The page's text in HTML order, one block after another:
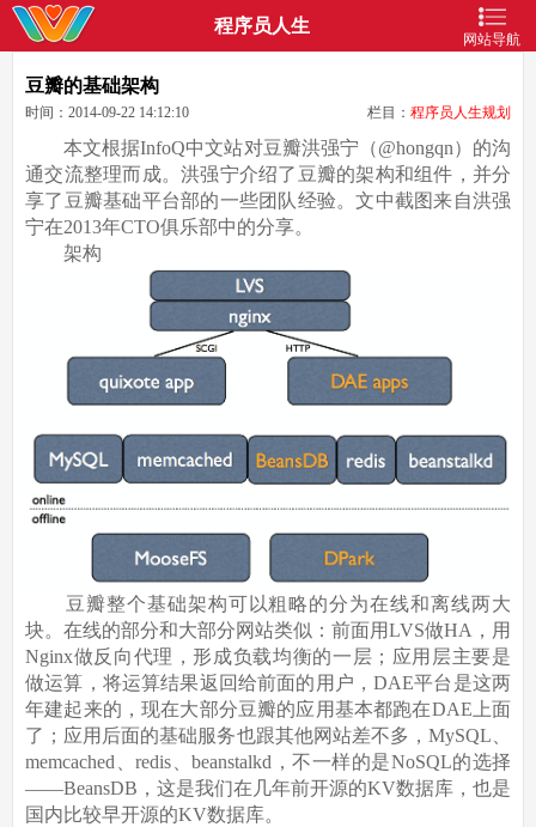
程序员人生
网站导航
豆瓣的基础架构
栏目： 程序员人生规划
时间：2014-09-22 14:12:10
本文根据InfoQ中文站对豆瓣洪强宁（@hongqn）的沟
通交流整理而成。洪强宁介绍了豆瓣的架构和组件，并分
享了豆瓣基础平台部的一些团队经验。文中截图来自洪强
宁在2013年CTO俱乐部中的分享。
架构
豆瓣整个基础架构可以粗略的分为在线和离线两大
块。在线的部分和大部分网站类似：前面用LVS做HA，用
Nginx做反向代理，形成负载均衡的一层；应用层主要是
做运算，将运算结果返回给前面的用户，DAE平台是这两
年建起来的，现在大部分豆瓣的应用基本都跑在DAE上面
了；应用后面的基础服务也跟其他网站差不多，MySQL、
memcached、redis、beanstalkd，不一样的是NoSQL的选择
——BeansDB，这是我们在几年前开源的KV数据库，也是
国内比较早开源的KV数据库。